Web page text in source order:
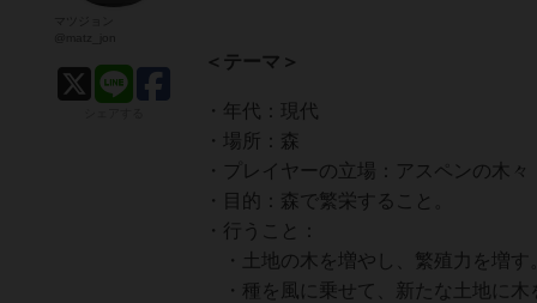
＜テーマ＞
・年代：現代
・場所：森
・プレイヤーの立場：アスペンの木々
・目的：森で繁栄すること。
・行うこと：
・土地の木を増やし、繁殖力を増す
・種を風に乗せて、新たな土地に木